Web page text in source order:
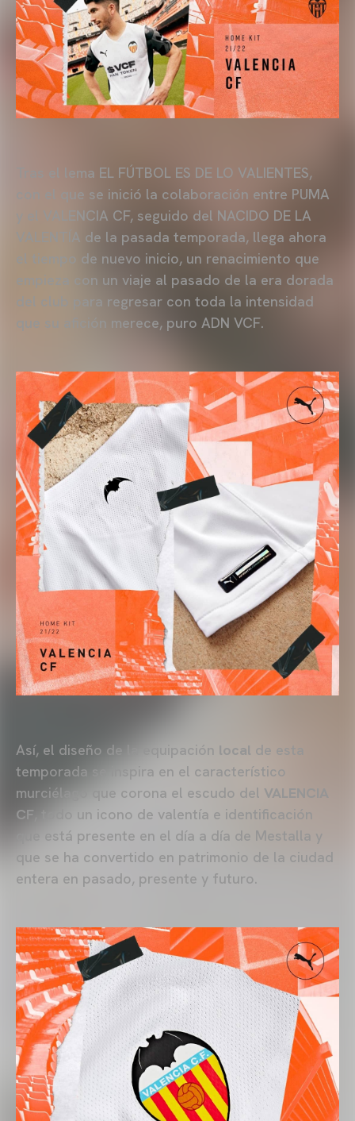
Tras el lema EL FÚTBOL ES DE LO VALIENTES,
con el que se inició la colaboración entre PUMA
y el VALENCIA CF, seguido del NACIDO DE LA
VALENTÍA de la pasada temporada, llega ahora
el tiempo de nuevo inicio, un renacimiento que
empieza con un viaje al pasado de la era dorada
del club para regresar con toda la intensidad
que su afición merece, puro ADN VCF.
Así, el diseño de la equipación local de esta
temporada se inspira en el característico
murciélago que corona el escudo del VALENCIA
CF, todo un icono de valentía e identificación
que está presente en el día a día de Mestalla y
que se ha convertido en patrimonio de la ciudad
entera en pasado, presente y futuro.